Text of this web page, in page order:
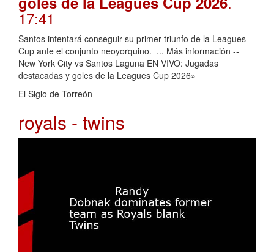
17:41
Santos intentará conseguir su primer triunfo de la Leagues
Cup ante el conjunto neoyorquino. ... Más información --
New York City vs Santos Laguna EN VIVO: Jugadas
destacadas y goles de la Leagues Cup 2026»
El Siglo de Torreón
royals - twins